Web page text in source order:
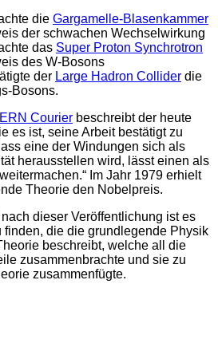
die Gargamelle-Blasenkammer
der schwachen Wechselwirkung
das Super Proton Synchrotron
des W-Bosons
der Large Hadron Collider die
Bosons.
Courier beschreibt der heute
es ist, seine Arbeit bestätigt zu
eine der Windungen sich als
herausstellen wird, lässt einen als
Im Jahr 1979 erhielt
Theorie den Nobelpreis.
dieser Veröffentlichung ist es
finden, die die grundlegende Physik
beschreibt, welche all die
zusammenbrachte und sie zu
zusammenfügte.